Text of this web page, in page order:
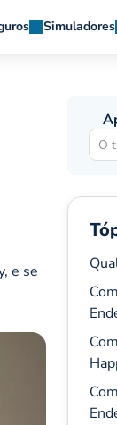
Simuladores
e se